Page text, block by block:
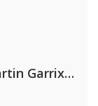
Armin van Buuren, Martin Garrix & Libby Whitehouse